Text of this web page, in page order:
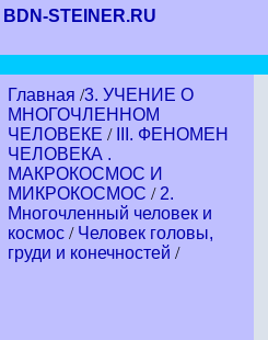
BDN-STEINER.RU
Главная /3. УЧЕНИЕ О
МНОГОЧЛЕННОМ
ЧЕЛОВЕКЕ /
III. ФЕНОМЕН
ЧЕЛОВЕКА .
МАКРОКОСМОС И
МИКРОКОСМОС / 2.
Многочленный человек и
космос / Человек головы,
груди и конечностей /